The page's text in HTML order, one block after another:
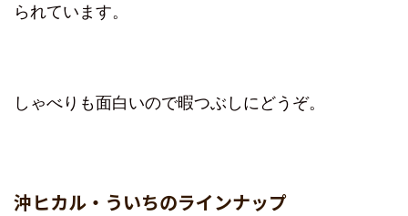
られています。
しゃべりも面白いので暇つぶしにどうぞ。
沖ヒカル・ういちのラインナップ